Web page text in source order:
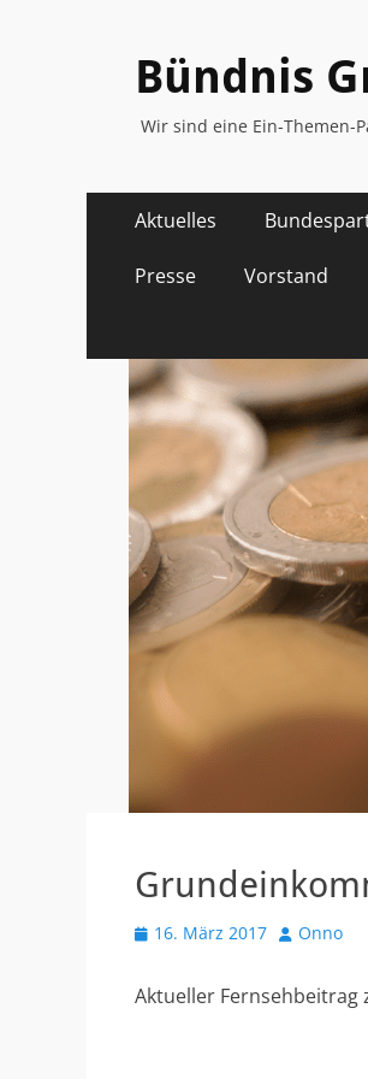
Bündnis
Wir sind eine Ein-Themen-
Primäres
Zum
Inhalt
springen
Aktuelles
Presse Vorstand
V
r
ö
16. März 2017 A
t
o
Onno
Aktueller Fernsehbeitrag